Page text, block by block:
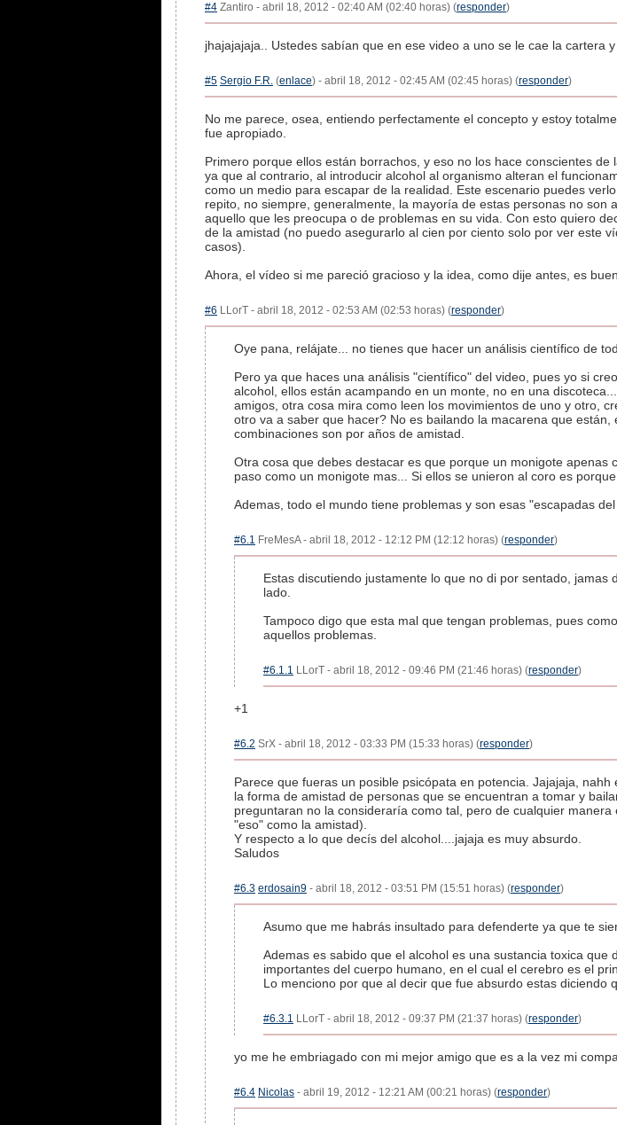
#4 Zantiro - abril 18, 2012 - 02:40 AM (02:40 horas) (responder)
jhajajajaja.. Ustedes sabían que en ese video a uno se le cae la cartera
#5 Sergio F.R. (enlace) - abril 18, 2012 - 02:45 AM (02:45 horas) (responder)
No me parece, osea, entiendo perfectamente el concepto y estoy
fue apropiado.
Primero porque ellos están borrachos, y eso no los hace conscientes
ya que al contrario, al introducir alcohol al organismo alteran el
como un medio para escapar de la realidad. Este escenario puedes
repito, no siempre, generalmente, la mayoría de estas personas no
aquello que les preocupa o de problemas en su vida. Con esto quiero
de la amistad (no puedo asegurarlo al cien por ciento solo por ver este
casos).
Ahora, el vídeo si me pareció gracioso y la idea, como dije antes, es
#6 LLorT - abril 18, 2012 - 02:53 AM (02:53 horas) (responder)
Oye pana, relájate... no tienes que hacer un análisis científico de
Pero ya que haces una análisis "científico" del video, pues yo si
alcohol, ellos están acampando en un monte, no en una
amigos, otra cosa mira como leen los movimientos de uno y otro,
otro va a saber que hacer? No es bailando la macarena que
combinaciones son por años de amistad.
Otra cosa que debes destacar es que porque un monigote
paso como un monigote mas... Si ellos se unieron al coro es
Ademas, todo el mundo tiene problemas y son esas "escapadas
#6.1 FreMesA - abril 18, 2012 - 12:12 PM (12:12 horas) (responder)
Estas discutiendo justamente lo que no di por sentado,
lado.
Tampoco digo que esta mal que tengan problemas, pues
aquellos problemas.
#6.1.1 LLorT - abril 18, 2012 - 09:46 PM (21:46 horas) (responder)
+1
#6.2 SrX - abril 18, 2012 - 03:33 PM (15:33 horas) (responder)
Parece que fueras un posible psicópata en potencia. Jajajaja,
la forma de amistad de personas que se encuentran a tomar y
preguntaran no la consideraría como tal, pero de cualquier
"eso" como la amistad).
Y respecto a lo que decís del alcohol....jajaja es muy absurdo.
Saludos
#6.3 erdosain9 - abril 18, 2012 - 03:51 PM (15:51 horas) (responder)
Asumo que me habrás insultado para defenderte ya que te
Ademas es sabido que el alcohol es una sustancia toxica
importantes del cuerpo humano, en el cual el cerebro es el
Lo menciono por que al decir que fue absurdo estas diciendo
#6.3.1 LLorT - abril 18, 2012 - 09:37 PM (21:37 horas) (responder)
yo me he embriagado con mi mejor amigo que es a la vez mi
#6.4 Nicolas - abril 19, 2012 - 12:21 AM (00:21 horas) (responder)